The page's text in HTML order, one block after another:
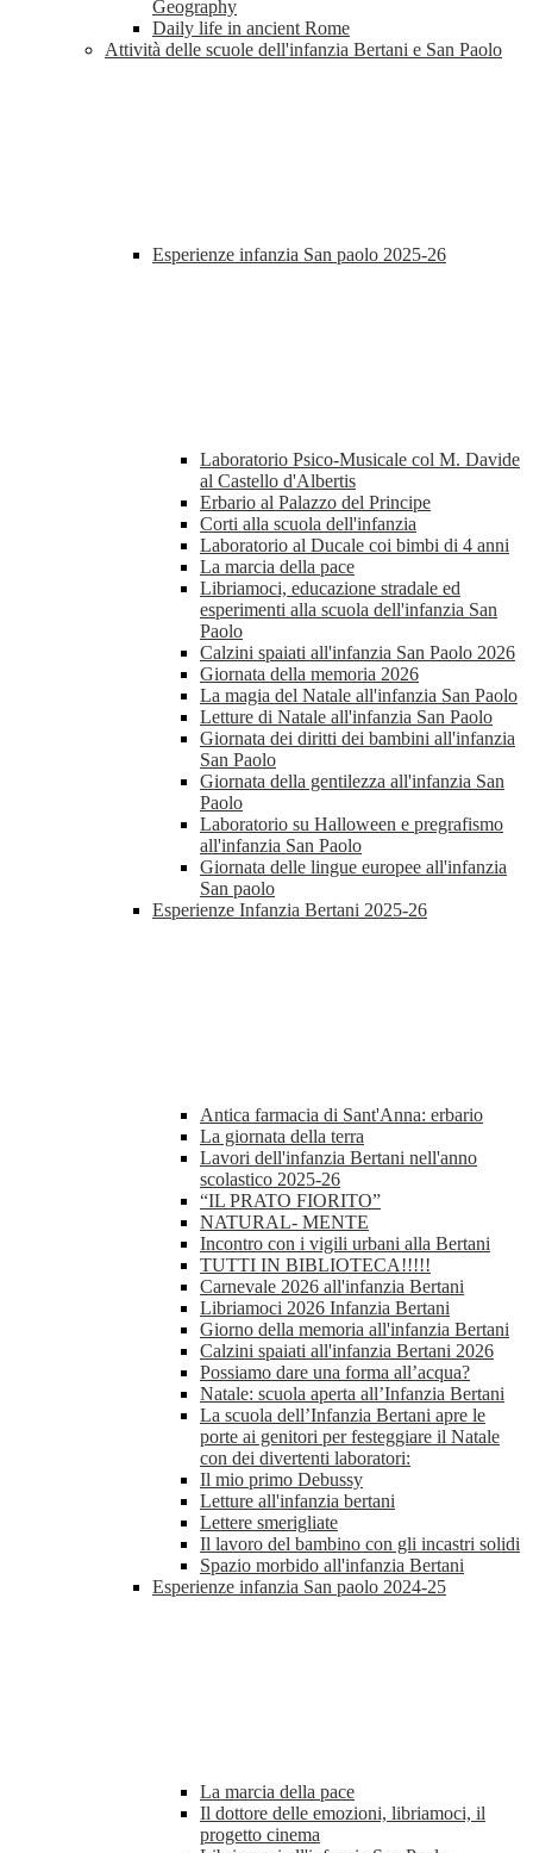
Geography
Daily life in ancient Rome
Attività delle scuole dell'infanzia Bertani e San Paolo
Esperienze infanzia San paolo 2025-26
Laboratorio Psico-Musicale col M. Davide
al Castello d'Albertis
Erbario al Palazzo del Principe
Corti alla scuola dell'infanzia
Laboratorio al Ducale coi bimbi di 4 anni
La marcia della pace
Libriamoci, educazione stradale ed
esperimenti alla scuola dell'infanzia San
Paolo
Calzini spaiati all'infanzia San Paolo 2026
Giornata della memoria 2026
La magia del Natale all'infanzia San Paolo
Letture di Natale all'infanzia San Paolo
Giornata dei diritti dei bambini all'infanzia
San Paolo
Giornata della gentilezza all'infanzia San
Paolo
Laboratorio su Halloween e pregrafismo
all'infanzia San Paolo
Giornata delle lingue europee all'infanzia
San paolo
Esperienze Infanzia Bertani 2025-26
Antica farmacia di Sant'Anna: erbario
La giornata della terra
Lavori dell'infanzia Bertani nell'anno
scolastico 2025-26
“IL PRATO FIORITO”
NATURAL- MENTE
Incontro con i vigili urbani alla Bertani
TUTTI IN BIBLIOTECA!!!!!
Carnevale 2026 all'infanzia Bertani
Libriamoci 2026 Infanzia Bertani
Giorno della memoria all'infanzia Bertani
Calzini spaiati all'infanzia Bertani 2026
Possiamo dare una forma all’acqua?
Natale: scuola aperta all’Infanzia Bertani
La scuola dell’Infanzia Bertani apre le
porte ai genitori per festeggiare il Natale
con dei divertenti laboratori:
Il mio primo Debussy
Letture all'infanzia bertani
Lettere smerigliate
Il lavoro del bambino con gli incastri solidi
Spazio morbido all'infanzia Bertani
Esperienze infanzia San paolo 2024-25
La marcia della pace
Il dottore delle emozioni, libriamoci, il
progetto cinema